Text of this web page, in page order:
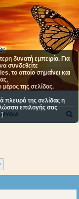
δυνατή εμπειρία. Για
συνδεθείτε
το οποίο σημαίνει και
της σελίδας.
πλευρά της σελίδας η
επιλογής σας